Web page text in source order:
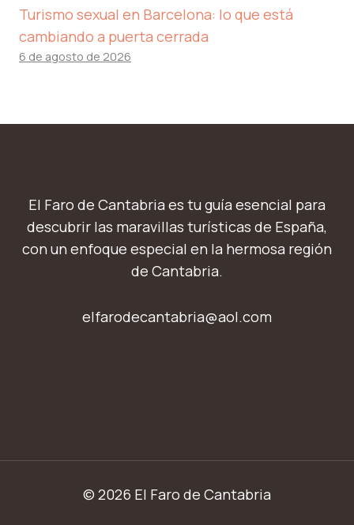
Turismo sexual en Barcelona: lo que está
cambiando a puerta cerrada
6 de agosto de 2026
El Faro de Cantabria es tu guía esencial para
descubrir las maravillas turísticas de España,
con un enfoque especial en la hermosa región
de Cantabria.
elfarodecantabria@aol.com
© 2026 El Faro de Cantabria